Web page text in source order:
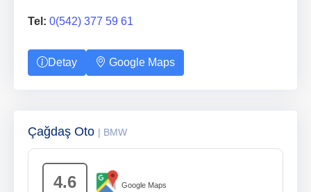
Tel: 0(542) 377 59 61
Detay Google Maps
Çağdaş Oto | BMW
4.6 Google Maps